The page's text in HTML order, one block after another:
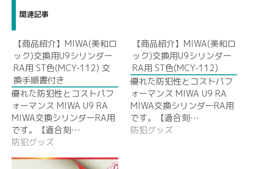
関連記事
【商品紹介】MIWA(美和ロ
ック)交換用U9シリンダー
RA用 ST色(MCY-112) 交
換手順書付き
優れた防犯性とコストパフ
ォーマンス MIWA U9 RA
MIWA交換シリンダーRA用
です。【適合刻…
防犯グッズ
【商品紹介】MIWA(美和ロ
ック)交換用U9シリンダー
RA用 ST色(MCY-112)
優れた防犯性とコストパフ
ォーマンス MIWA U9 RA
MIWA交換シリンダーRA用
です。【適合刻…
防犯グッズ